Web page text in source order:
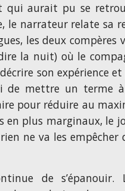
qui aurait pu se
le narrateur relate sa
les deux compères
la nuit) où le
son expérience et
mettre un terme à
pour réduire au
en plus marginaux, le
ne va les empêcher
de s’épanouir.